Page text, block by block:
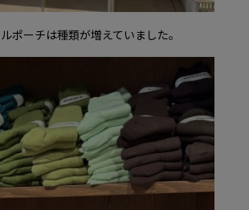
ポーチは種類が増えていました。